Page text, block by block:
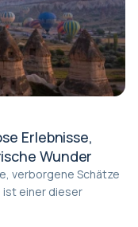
Erlebnisse,
Wunder
verborgene Schätze